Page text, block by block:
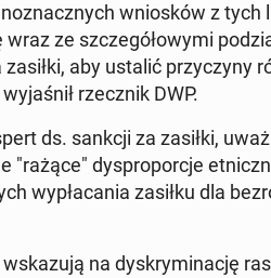
wnio­sków z tych
ze szcze­gó­ło­wy­mi
aby ustalić przy­czy­ny
rzecz­nik DWP.
ds. sankcji za zasiłki,
"rażące" dys­pro­por­cje
wy­pła­ca­nia zasiłku dla
na dys­kry­mi­na­cję